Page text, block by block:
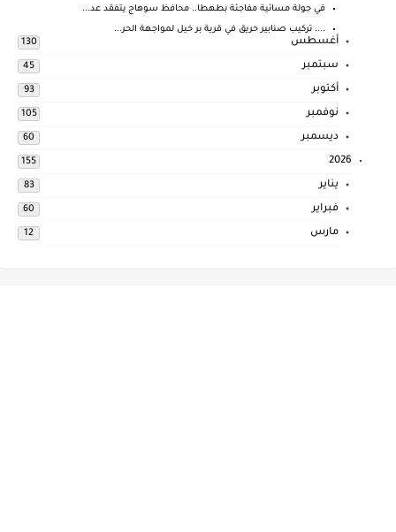
في جولة مسائية مفاجئة بطهطا.. محافظ سوهاج يتفقد عد...
.... تركيب صنابير حريق في قرية بر خيل لمواجهة الحر...
أغسطس 130
سبتمبر 45
أكتوبر 93
نوفمبر 105
ديسمبر 60
2026
155
يناير 83
فبراير 60
مارس 12